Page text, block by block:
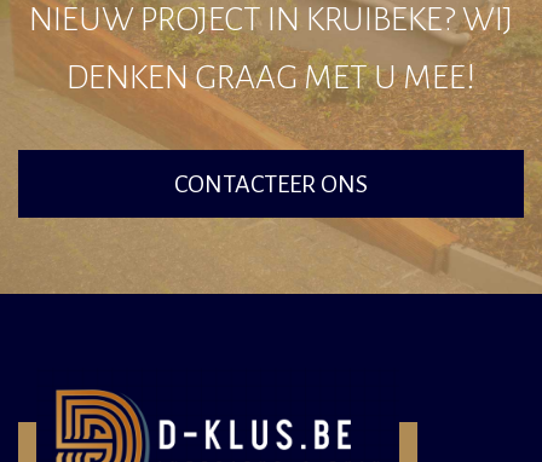
NIEUW PROJECT IN KRUIBEKE? WIJ
DENKEN GRAAG MET U MEE!
CONTACTEER ONS